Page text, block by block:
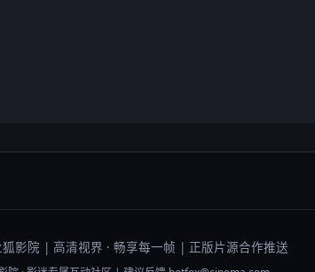
影院 | 高清视界 · 畅享每一帧 | 正版片源合作推送